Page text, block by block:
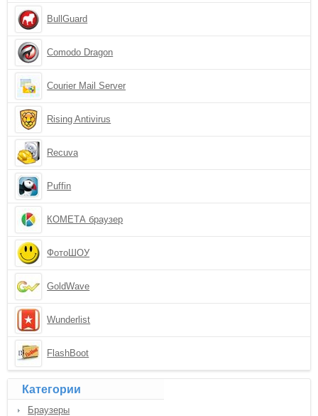
BullGuard
Comodo Dragon
Courier Mail Server
Rising Antivirus
Recuva
Puffin
КОМЕТА браузер
ФотоШОУ
GoldWave
Wunderlist
FlashBoot
Категории
Браузеры